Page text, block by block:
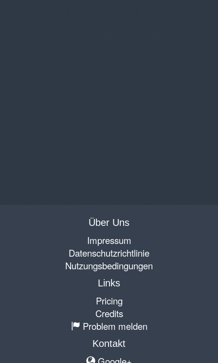
Über Uns
Impressum
Datenschutzrichtlinie
Nutzungsbedingungen
Links
Pricing
Credits
Problem melden
Kontakt